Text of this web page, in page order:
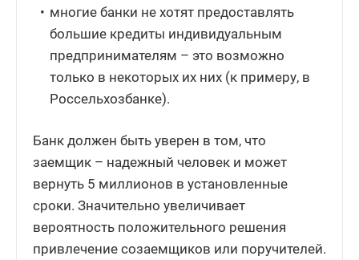
многие банки не хотят предоставлять
большие кредиты индивидуальным
предпринимателям – это возможно
только в некоторых их них (к примеру, в
Россельхозбанке).
Банк должен быть уверен в том, что
заемщик – надежный человек и может
вернуть 5 миллионов в установленные
сроки. Значительно увеличивает
вероятность положительного решения
привлечение созаемщиков или поручителей.